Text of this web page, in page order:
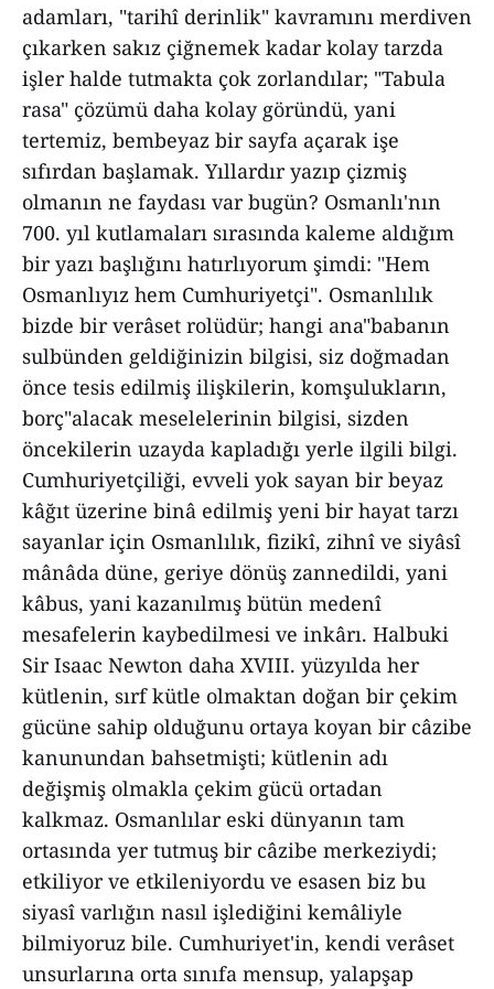
adamları, "tarihî derinlik" kavramını merdiven
çıkarken sakız çiğnemek kadar kolay tarzda
işler halde tutmakta çok zorlandılar; "Tabula
rasa" çözümü daha kolay göründü, yani
tertemiz, bembeyaz bir sayfa açarak işe
sıfırdan başlamak. Yıllardır yazıp çizmiş
olmanın ne faydası var bugün? Osmanlı'nın
700. yıl kutlamaları sırasında kaleme aldığım
bir yazı başlığını hatırlıyorum şimdi: "Hem
Osmanlıyız hem Cumhuriyetçi". Osmanlılık
bizde bir verâset rolüdür; hangi ana"babanın
sulbünden geldiğinizin bilgisi, siz doğmadan
önce tesis edilmiş ilişkilerin, komşulukların,
borç"alacak meselelerinin bilgisi, sizden
öncekilerin uzayda kapladığı yerle ilgili bilgi.
Cumhuriyetçiliği, evveli yok sayan bir beyaz
kâğıt üzerine binâ edilmiş yeni bir hayat tarzı
sayanlar için Osmanlılık, fizikî, zihnî ve siyâsî
mânâda düne, geriye dönüş zannedildi, yani
kâbus, yani kazanılmış bütün medenî
mesafelerin kaybedilmesi ve inkârı. Halbuki
Sir Isaac Newton daha XVIII. yüzyılda her
kütlenin, sırf kütle olmaktan doğan bir çekim
gücüne sahip olduğunu ortaya koyan bir câzibe
kanunundan bahsetmişti; kütlenin adı
değişmiş olmakla çekim gücü ortadan
kalkmaz. Osmanlılar eski dünyanın tam
ortasında yer tutmuş bir câzibe merkeziydi;
etkiliyor ve etkileniyordu ve esasen biz bu
siyasî varlığın nasıl işlediğini kemâliyle
bilmiyoruz bile. Cumhuriyet'in, kendi verâset
unsurlarına orta sınıfa mensup, yalapşap